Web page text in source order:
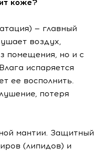
коже?
— главный
воздух,
помещения, но и с
испаряется
ее восполнить.
потеря
мантии. Защитный
(липидов) и